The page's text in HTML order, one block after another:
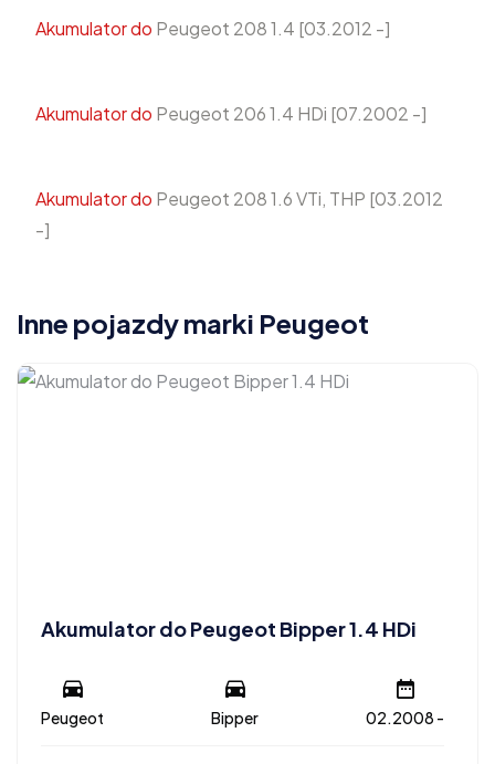
Akumulator do Peugeot 208 1.4 [03.2012 -]
Akumulator do Peugeot 206 1.4 HDi [07.2002 -]
Akumulator do Peugeot 208 1.6 VTi, THP [03.2012
-]
Inne pojazdy marki Peugeot
Akumulator do Peugeot Bipper 1.4 HDi
Peugeot Bipper 02.2008 -